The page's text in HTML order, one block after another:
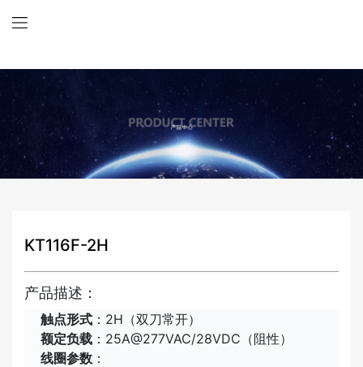
KT116F-2H
产品描述：
触点形式 ：2H（双刀常开）
额定负载 ：25A@277VAC/28VDC（阻性）
线圈参数 ：